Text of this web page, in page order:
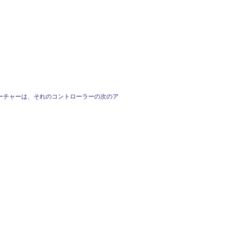
ャーは、それのコントローラーの次のア